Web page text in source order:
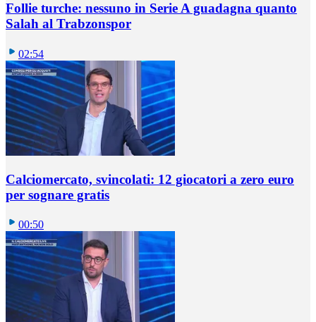
Follie turche: nessuno in Serie A guadagna quanto
Salah al Trabzonspor
02:54
Calciomercato, svincolati: 12 giocatori a zero euro
per sognare gratis
00:50